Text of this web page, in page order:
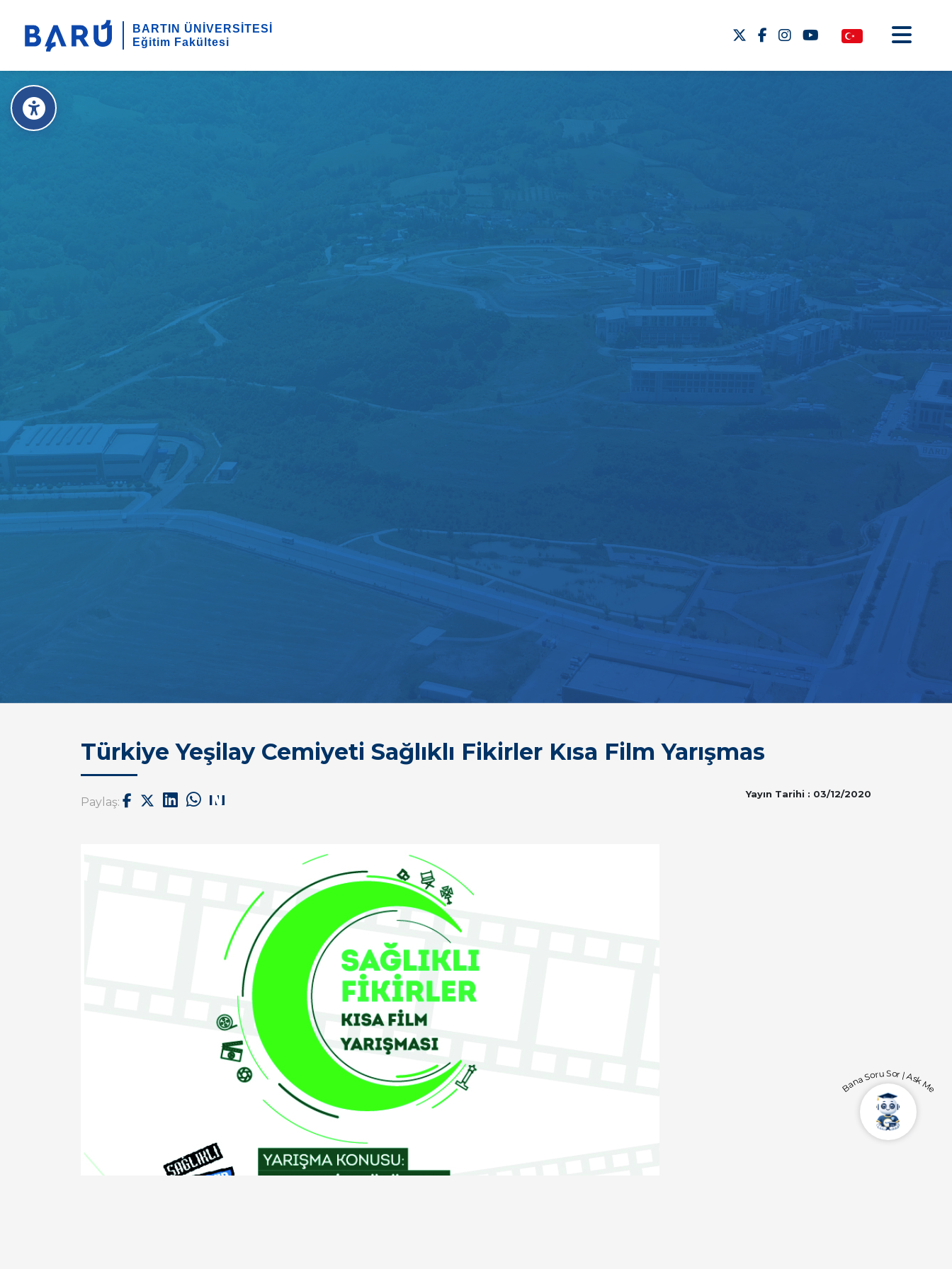
BARTIN ÜNİVERSİTESİ
Eğitim Fakültesi
Türkiye Yeşilay Cemiyeti Sağlıklı Fikirler Kısa Film Yarışmas
Paylaş:
Yayın Tarihi : 03/12/2020
Bana Soru Sor | Ask Me